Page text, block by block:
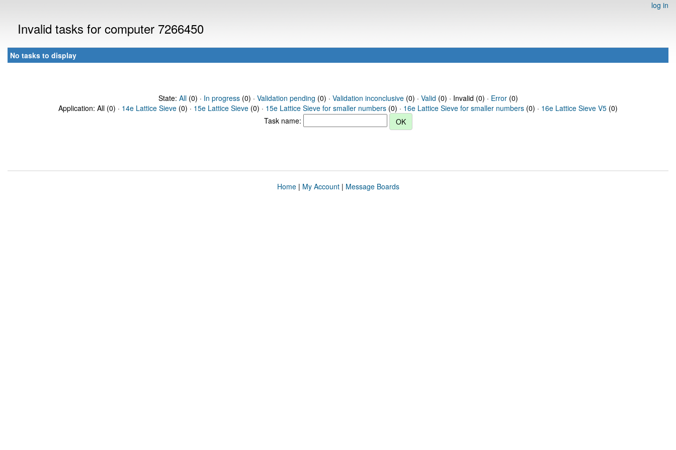
log in
Invalid tasks for computer 7266450
No tasks to display
State: All(0) · In progress(0) · Validation pending (0) · Validation inconclusive(0) · Valid (0) · Invalid (0) · Error(0)
Application: All (0) · 14e Lattice Sieve (0) · 15e Lattice Sieve (0) · 15e Lattice Sieve for smaller numbers (0) · 16e Lattice Sieve for smaller numbers (0) · 16e Lattice Sieve V5 (0)
Task name:
Home| My Account| Message Boards